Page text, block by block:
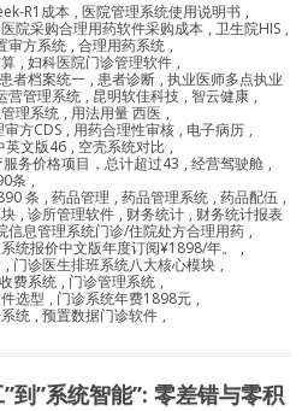
R1成本 , 医院管理系统使用说明书 ,
医院采购合理用药软件采购成本 , 卫生院HIS ,
审方系统 , 合理用药系统 ,
, 妇科医院门诊管理软件 ,
患者档案统一 , 患者诊断 , 执业医师多点执业
营管理系统 , 昆明软佳科技 , 智云健康 ,
理系统 , 用法用量 西医 ,
方CDS , 用药合理性审核 , 电子病历 ,
英文版46 , 空壳系统对比 ,
务价格项目，总计超过43 , 经营驾驶舱 ,
条 ,
条 , 药品管理 , 药品管理系统 , 药品配伍 ,
, 诊所管理软件 , 财务统计 , 财务统计报表
信息管理系统门诊/住院处方合理用药 ,
统报价中文版年度订阅¥1898/年。
,
, 门诊医生排班系统八大核心模块 ,
费系统 , 门诊管理系统 ,
选型 , 门诊系统年费1898元 ,
统 , 预置数据门诊软件 ,
到”系统智能”: 零差错与零积